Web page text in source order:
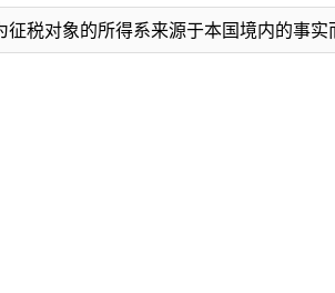
税对象的所得系来源于本国境内的事